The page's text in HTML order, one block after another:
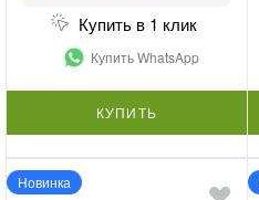
Купить в 1 клик
Купить WhatsApp
КУПИТЬ
Новинка